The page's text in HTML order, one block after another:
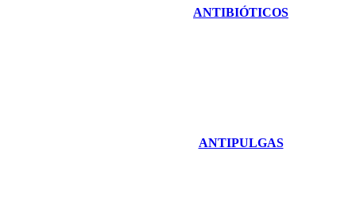
ANTIBIÓTICOS
ANTIPULGAS